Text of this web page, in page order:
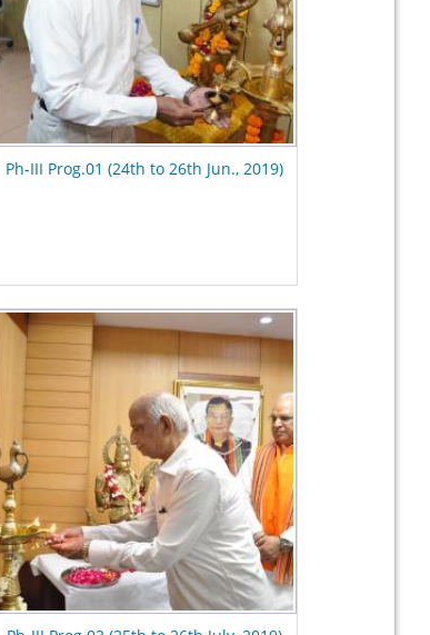
Ph-III Prog.01 (24th to 26th Jun., 2019)